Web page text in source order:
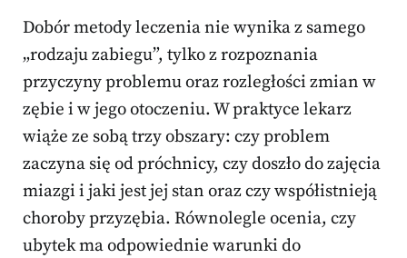
Dobór metody leczenia nie wynika z samego
„rodzaju zabiegu”, tylko z rozpoznania
przyczyny problemu oraz rozległości zmian w
zębie i w jego otoczeniu. W praktyce lekarz
wiąże ze sobą trzy obszary: czy problem
zaczyna się od próchnicy, czy doszło do zajęcia
miazgi i jaki jest jej stan oraz czy współistnieją
choroby przyzębia. Równolegle ocenia, czy
ubytek ma odpowiednie warunki do